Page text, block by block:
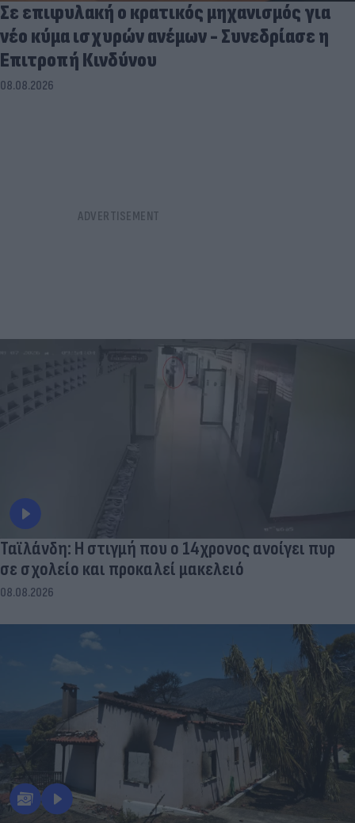
Σε επιφυλακή ο κρατικός μηχανισμός για
νέο κύμα ισχυρών ανέμων - Συνεδρίασε η
Επιτροπή Κινδύνου
08.08.2026
Ταϊλάνδη: Η στιγμή που ο 14χρονος ανοίγει πυρ
σε σχολείο και προκαλεί μακελειό
08.08.2026